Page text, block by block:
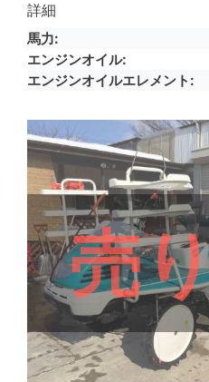
詳細
馬力
エンジンオイル
エンジンオイルエレメント
売